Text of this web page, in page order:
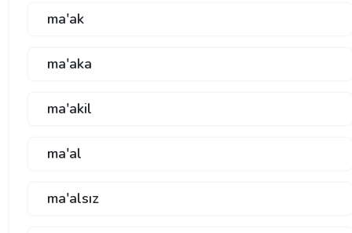
ma'ak
ma'aka
ma'akil
ma'al
ma'alsız